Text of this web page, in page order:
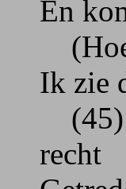
En
(Hoe
Ik zie
(45)
recht